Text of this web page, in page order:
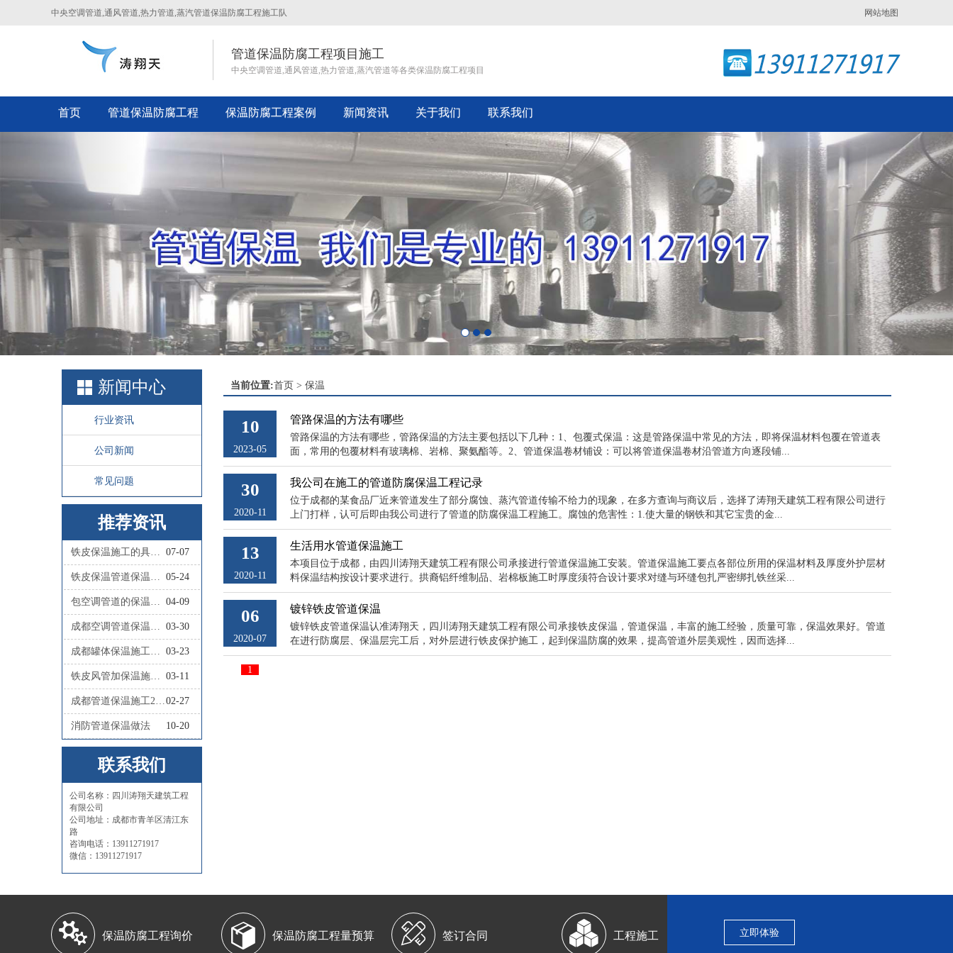
中央空调管道,通风管道,热力管道,蒸汽管道保温防腐工程施工队 网站地图
管道保温防腐工程项目施工
中央空调管道,通风管道,热力管道,蒸汽管道等各类保温防腐工程项目
首页 管道保温防腐工程 保温防腐工程案例 新闻资讯 关于我们 联系我们
Next
新闻中心
行业资讯
公司新闻
常见问题
推荐资讯
铁皮保温施工的具体步骤有哪些？ 07-07
铁皮保温管道保温施工的具体流程是怎样的？ 05-24
包空调管道的保温材料叫什么 04-09
成都空调管道保温施工队联系人 03-30
成都罐体保温施工队联系人 03-23
铁皮风管加保温施工怎么做 03-11
成都管道保温施工2026四川涛翔天管道保温施工02-27
消防管道保温做法 10-20
联系我们
公司名称：四川涛翔天建筑工程
有限公司
公司地址：成都市青羊区清江东
路
咨询电话：13911271917
微信：13911271917
当前位置:首页 > 保温
10
2023-05
管路保温的方法有哪些
管路保温的方法有哪些，管路保温的方法主要包括以下几种：1、包覆式保温：这是管路保温中常见的方法，即将保温材料包覆在管道表
面，常用的包覆材料有玻璃棉、岩棉、聚氨酯等。2、管道保温卷材铺设：可以将管道保温卷材沿管道方向逐段铺...
30
2020-11
我公司在施工的管道防腐保温工程记录
位于成都的某食品厂近来管道发生了部分腐蚀、蒸汽管道传输不给力的现象，在多方查询与商议后，选择了涛翔天建筑工程有限公司进行
上门打样，认可后即由我公司进行了管道的防腐保温工程施工。腐蚀的危害性：1.使大量的钢铁和其它宝贵的金...
13
2020-11
生活用水管道保温施工
本项目位于成都，由四川涛翔天建筑工程有限公司承接进行管道保温施工安装。管道保温施工要点各部位所用的保温材料及厚度外护层材
料保温结构按设计要求进行。拱裔铝纤维制品、岩棉板施工时厚度须符合设计要求对缝与环缝包扎严密绑扎铁丝采...
06
2020-07
镀锌铁皮管道保温
镀锌铁皮管道保温认准涛翔天，四川涛翔天建筑工程有限公司承接铁皮保温，管道保温，丰富的施工经验，质量可靠，保温效果好。管道
在进行防腐层、保温层完工后，对外层进行铁皮保护施工，起到保温防腐的效果，提高管道外层美观性，因而选择...
1
 保温防腐工程询价  保温防腐工程量预算  签订合同  工程施工 立即体验